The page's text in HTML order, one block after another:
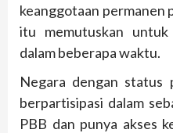
keanggotaan permanen
itu memutuskan
dalam beberapa waktu.
Negara dengan status
berpartisipasi dalam
PBB dan punya akses